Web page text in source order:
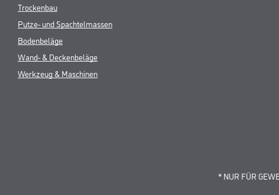
Trockenbau
Putze- und Spachtelmassen
Bodenbeläge
Wand- & Deckenbeläge
Werkzeug & Maschinen
* NUR FÜR